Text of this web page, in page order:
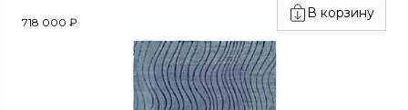
718 000 ₽
В корзину